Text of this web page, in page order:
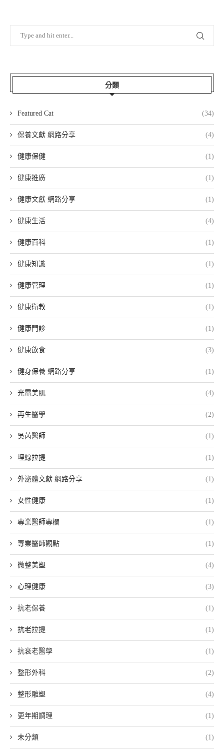
分類
Featured Cat (34)
保養文獻 網路分享 (4)
健康保健 (1)
健康推廣 (1)
健康文獻 網路分享 (1)
健康生活 (4)
健康百科 (1)
健康知識 (1)
健康管理 (1)
健康衛教 (1)
健康門診 (1)
健康飲食 (3)
健身保養 網路分享 (1)
光電美肌 (4)
再生醫學 (2)
吳芮醫師 (1)
埋線拉提 (1)
外泌體文獻 網路分享 (1)
女性健康 (1)
專業醫師專欄 (1)
專業醫師觀點 (1)
微整美塑 (4)
心理健康 (3)
抗老保養 (1)
抗老拉提 (1)
抗衰老醫學 (1)
整形外科 (2)
整形雕塑 (4)
更年期調理 (1)
未分類 (1)